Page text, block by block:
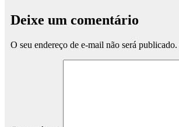
Deixe um comentário
O seu endereço de e-mail não será publicado.